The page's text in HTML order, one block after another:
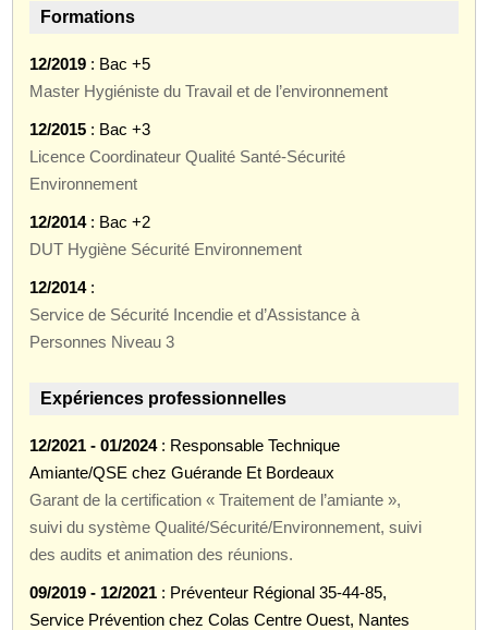
Formations
12/2019 : Bac +5
Master Hygiéniste du Travail et de l’environnement
12/2015 : Bac +3
Licence Coordinateur Qualité Santé-Sécurité
Environnement
12/2014: Bac +2
DUT Hygiène Sécurité Environnement
12/2014:
Service de Sécurité Incendie et d’Assistance à
Personnes Niveau 3
Expériences professionnelles
12/2021 - 01/2024: Responsable Technique
Amiante/QSE chez Guérande Et Bordeaux
Garant de la certification « Traitement de l’amiante »,
suivi du système Qualité/Sécurité/Environnement, suivi
des audits et animation des réunions.
09/2019 - 12/2021 : Préventeur Régional 35-44-85,
Service Prévention chez Colas Centre Ouest, Nantes